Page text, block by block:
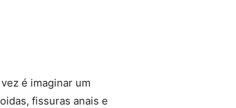
é imaginar um
fissuras anais e